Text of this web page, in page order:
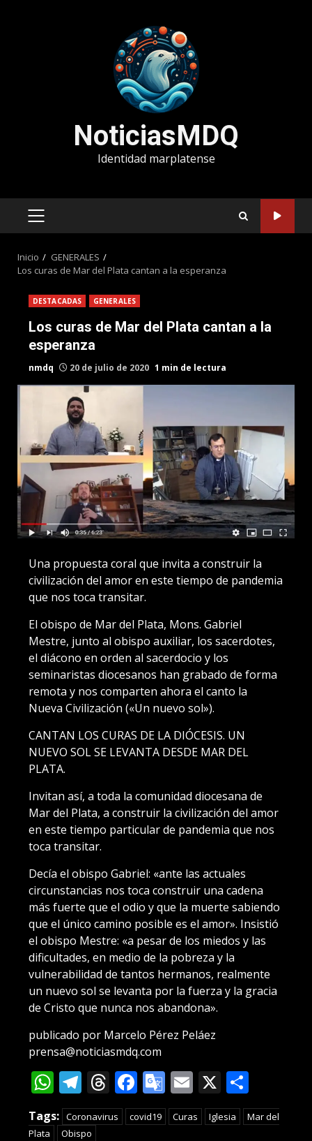
NoticiasMDQ
Identidad marplatense
MENÚ
Inicio
GENERALES
Los curas de Mar del Plata cantan a la esperanza
DESTACADAS GENERALES
Los curas de Mar del Plata cantan a la
esperanza
nmdq 20 de julio de 2020 1 min de lectura
Una propuesta coral que invita a construir la
civilización del amor en este tiempo de pandemia
que nos toca transitar.
El obispo de Mar del Plata, Mons. Gabriel
Mestre, junto al obispo auxiliar, los sacerdotes,
el diácono en orden al sacerdocio y los
seminaristas diocesanos han grabado de forma
remota y nos comparten ahora el canto la
Nueva Civilización («Un nuevo sol»).
CANTAN LOS CURAS DE LA DIÓCESIS. UN
NUEVO SOL SE LEVANTA DESDE MAR DEL
PLATA.
Invitan así, a toda la comunidad diocesana de
Mar del Plata, a construir la civilización del amor
en este tiempo particular de pandemia que nos
toca transitar.
Decía el obispo Gabriel: «ante las actuales
circunstancias nos toca construir una cadena
más fuerte que el odio y que la muerte sabiendo
que el único camino posible es el amor». Insistió
el obispo Mestre: «a pesar de los miedos y las
dificultades, en medio de la pobreza y la
vulnerabilidad de tantos hermanos, realmente
un nuevo sol se levanta por la fuerza y la gracia
de Cristo que nunca nos abandona».
publicado por Marcelo Pérez Peláez
prensa@noticiasmdq.com
WhatsApp
Telegram
Threads
Facebook
Google
Translate
Email
X
Tags: Coronavirus covid19 Curas Iglesia
Mar del
Plata
Obispo